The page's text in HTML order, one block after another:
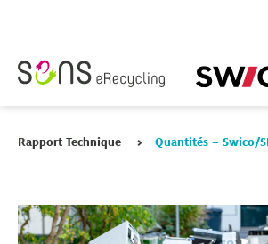
Menu
Rapport Technique 2026
Rapport Technique > Quantités – Swico/